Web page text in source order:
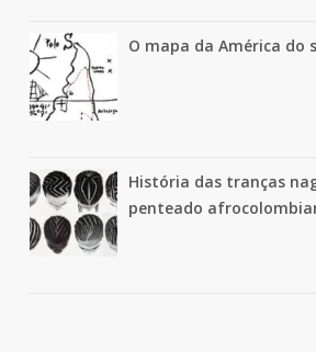
O mapa da América do
História das tranças
penteado